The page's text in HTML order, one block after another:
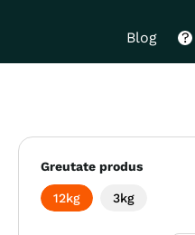
Blog
Greutate produs
12kg 3kg